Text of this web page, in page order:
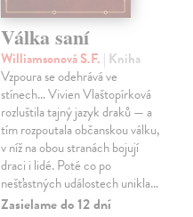
Válka saní
Williamsonová S.F. | Kniha
Vzpoura se odehrává ve
stínech… Vivien Vlaštopírková
rozluštila tajný jazyk draků — a
tím rozpoutala občanskou válku,
v níž na obou stranách bojují
draci i lidé. Poté co po
nešťastných událostech unikla…
Zasielame do 12 dní